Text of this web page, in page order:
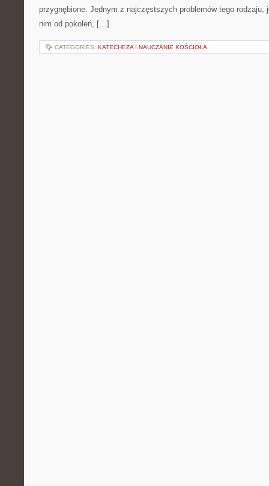
przygnębione. Jednym z najczęstszych problemów tego
nim od pokoleń, […]
CATEGORIES: KATECHEZA I NAUCZANIE KOŚCIOŁA